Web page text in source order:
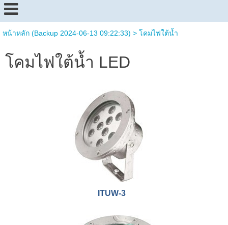
หน้าหลัก (Backup 2024-06-13 09:22:33) > โคมไฟใต้น้ำ
โคมไฟใต้น้ำ LED
ITUW-3